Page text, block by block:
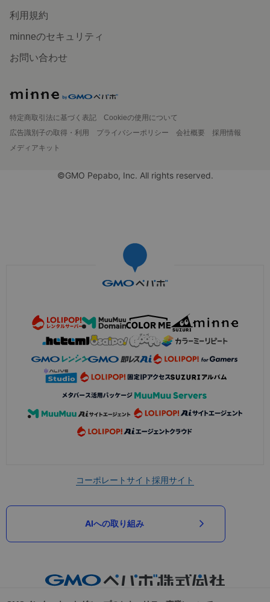
利用規約
minneのセキュリティ
お問い合わせ
特定商取引法に基づく表記
Cookieの使用について
広告識別子の取得・利用
プライバシーポリシー 会社概要
採用情報
メディアキット
©GMO Pepabo, Inc. All rights reserved.
コーポレートサイト採用サイト
AIへの取り組み